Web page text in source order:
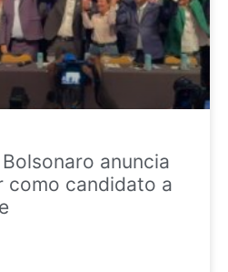
anuncia
como candidato a